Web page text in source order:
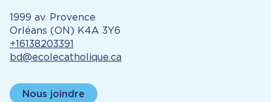
1999 av. Provence
Orléans (ON) K4A 3Y6
+16138203391
bd@ecolecatholique.ca
Nous joindre